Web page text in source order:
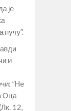
је
пучу”.
и
”Не
Оца
12,